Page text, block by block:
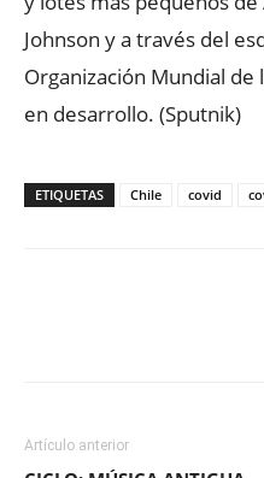
Johnson y a través del
Organización Mundial de
en desarrollo. (Sputnik)
ETIQUETAS Chile covid
Artículo anterior